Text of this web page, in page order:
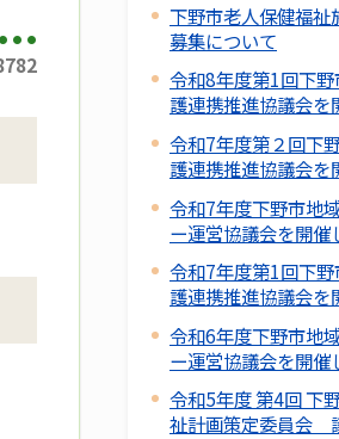
下野市老人保健福祉
募集について
令和8年度第1回下
護連携推進協議会を
令和7年度第２回下
護連携推進協議会を
令和7年度下野市地
ー運営協議会を開催
令和7年度第1回下
護連携推進協議会を
令和6年度下野市地
ー運営協議会を開催
令和5年度 第4回 下
祉計画策定委員会